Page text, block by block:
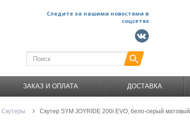
Следите за нашими новостями в
соцсетях
ЗАКАЗ И ОПЛАТА ДОСТАВКА
Скутеры Скутер SYM JOYRIDE 200i EVO, бело-серый матовый